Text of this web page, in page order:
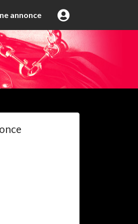
annonce